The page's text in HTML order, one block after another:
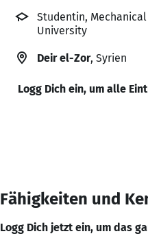
Studentin,
University
Deir el-Zor, Syrien
Logg Dich ein, um alle
Fähigkeiten und
Logg Dich jetzt ein, um das